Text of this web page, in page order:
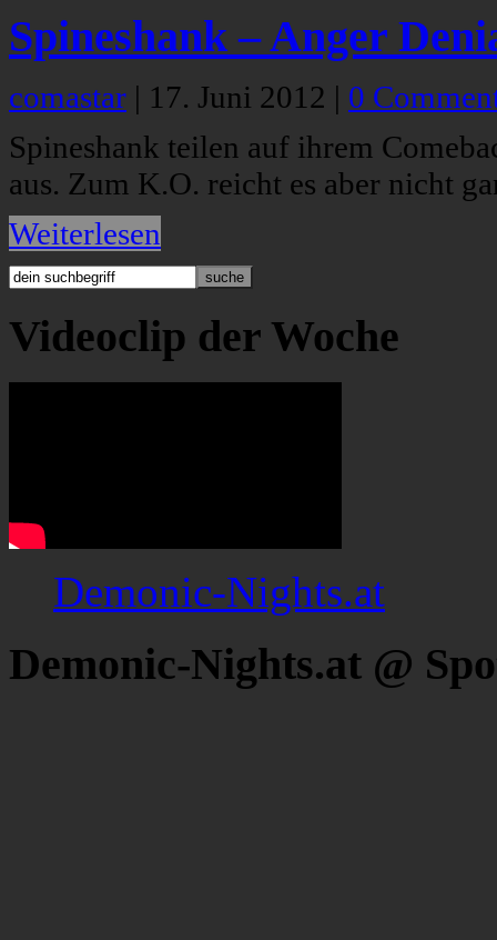
Spineshank – Anger
comastar | 17. Juni 2012 | 0
Spineshank teilen auf ihrem
aus. Zum K.O. reicht es aber nicht
Weiterlesen
Videoclip der Woche
Demonic-Nights.at
Demonic-Nights.at @